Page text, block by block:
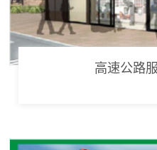
高速公路